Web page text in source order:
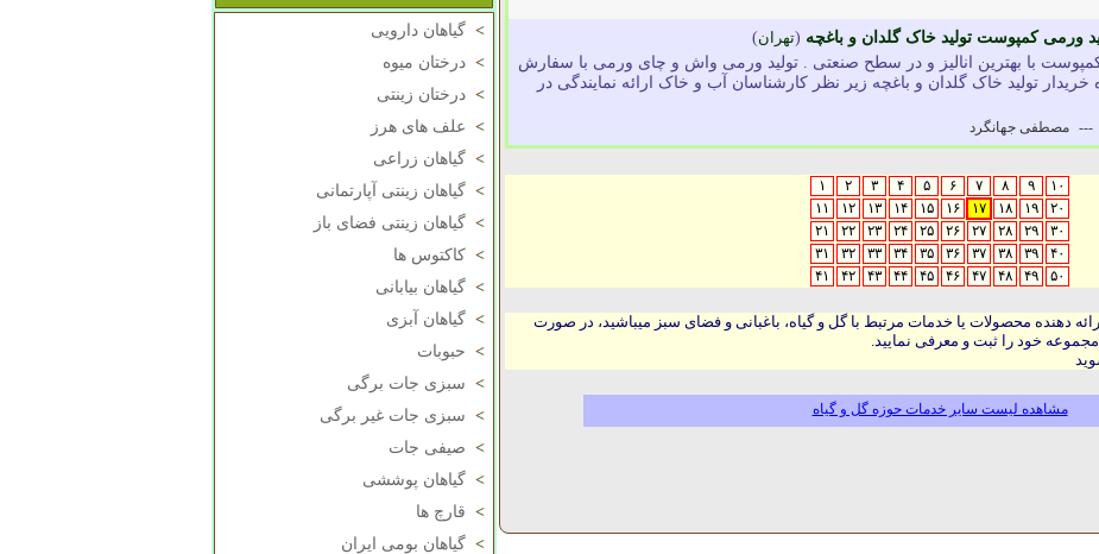
> گیاهان دارویی
> درختان میوه
> درختان زینتی
> علف های هرز
> گیاهان زراعی
> گیاهان زینتی آپارتمانی
> گیاهان زینتی فضای باز
> کاکتوس ها
> گیاهان بیابانی
> گیاهان آبزی
> حبوبات
> سبزی جات برگی
> سبزی جات غیر برگی
> صیفی جات
> گیاهان پوششی
> قارچ ها
> گیاهان بومی ایران
ورمی کمپوست تولید خاک گلدان و باغچه (تهران)
با بهترین انالیز و در سطح صنعتی . تولید ورمی واش و چای ورمی با سفارش
خریدار تولید خاک گلدان و باغچه زیر نظر کارشناسان آب و خاک ارائه نمایندگی در
--- مصطفی جهانگرد
۱ ۲ ۳ ۴ ۵ ۶ ۷ ۸ ۹
۱۰
۱۱
۱۲ ۱۳ ۱۴ ۱۵ ۱۶ ۱۷ ۱۸ ۱۹
۲۰
۲۱
۲۲ ۲۳ ۲۴ ۲۵ ۲۶ ۲۷ ۲۸ ۲۹
۳۰
۳۱
۳۲ ۳۳ ۳۴ ۳۵ ۳۶ ۳۷ ۳۸ ۳۹
۴۰
۴۱
۴۲ ۴۳ ۴۴ ۴۵ ۴۶ ۴۷ ۴۸ ۴۹ ۵۰
دهنده محصولات یا خدمات مرتبط با گل و گیاه، باغبانی و فضای سبز میباشید، در صورت
مجموعه خود را ثبت و معرفی نمایید.
مشاهده لیست سایر خدمات حوزه گل و گیاه